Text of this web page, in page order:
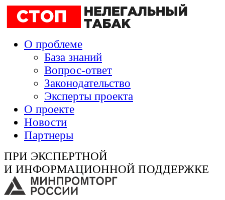
О проблеме
База знаний
Вопрос-ответ
Законодательство
Эксперты проекта
О проекте
Новости
Партнеры
ПРИ ЭКСПЕРТНОЙ
И ИНФОРМАЦИОННОЙ ПОДДЕРЖКЕ